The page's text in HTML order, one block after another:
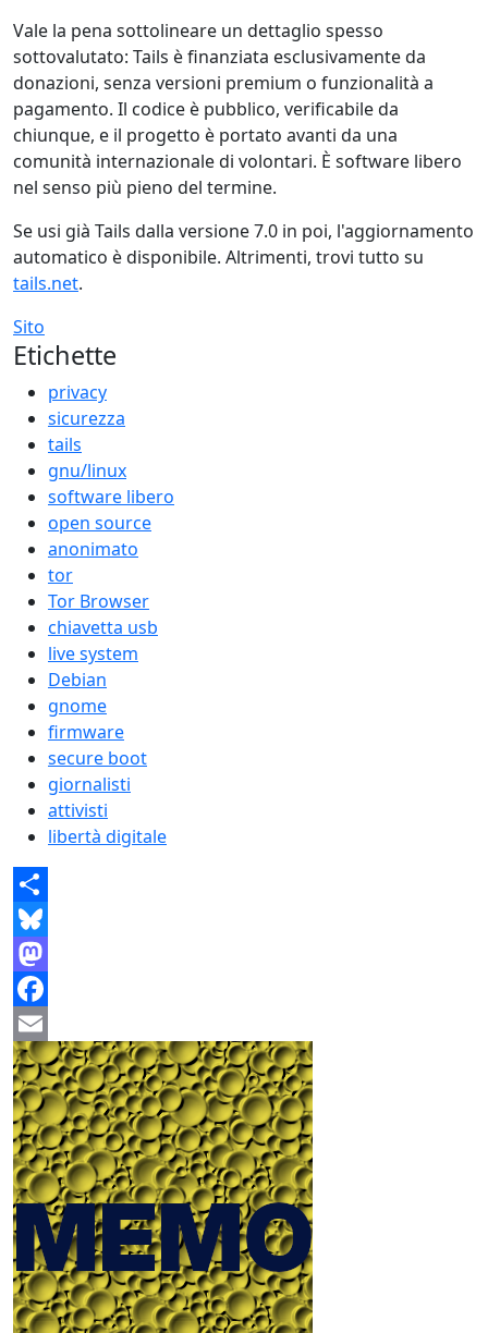
Vale la pena sottolineare un dettaglio spesso
sottovalutato: Tails è finanziata esclusivamente da
donazioni, senza versioni premium o funzionalità a
pagamento. Il codice è pubblico, verificabile da
chiunque, e il progetto è portato avanti da una
comunità internazionale di volontari. È software libero
nel senso più pieno del termine.
Se usi già Tails dalla versione 7.0 in poi, l'aggiornamento
automatico è disponibile. Altrimenti, trovi tutto su
tails.net.
Sito
Etichette
privacy
sicurezza
tails
gnu/linux
software libero
open source
anonimato
tor
Tor Browser
chiavetta usb
live system
Debian
gnome
firmware
secure boot
giornalisti
attivisti
libertà digitale
Share
Bluesky
Mastodon
Facebook
Email